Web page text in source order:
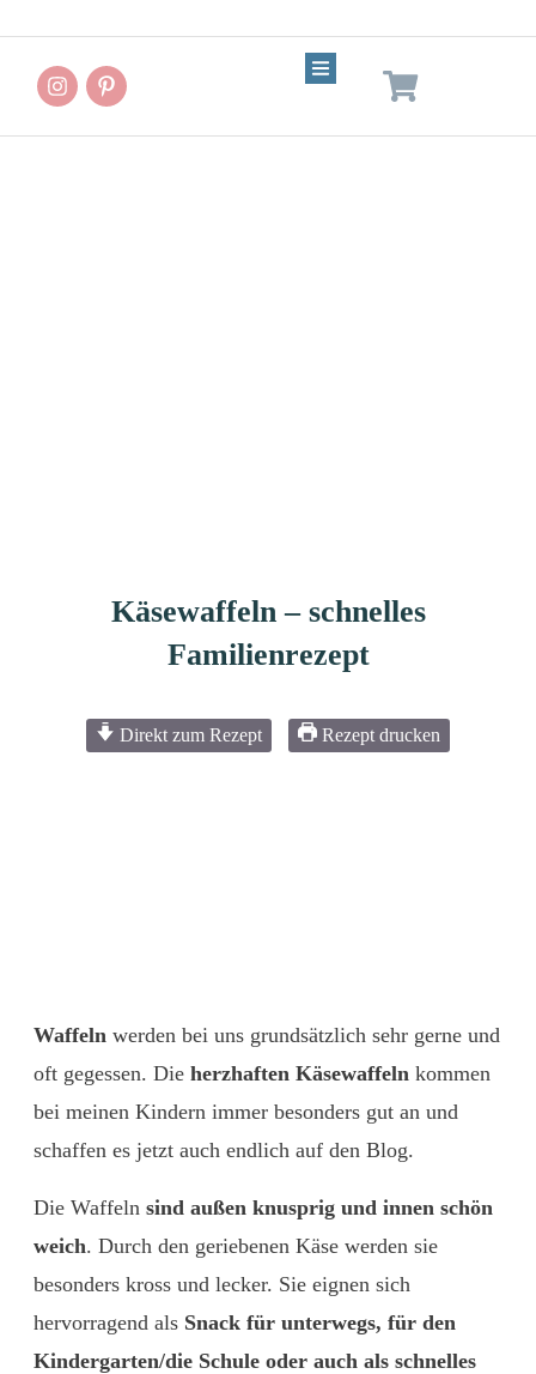
Käsewaffeln – schnelles
Familienrezept
Direkt zum Rezept Rezept drucken
Waffeln werden bei uns grundsätzlich sehr gerne und
oft gegessen. Die herzhaften Käsewaffeln kommen
bei meinen Kindern immer besonders gut an und
schaffen es jetzt auch endlich auf den Blog.
Die Waffeln sind außen knusprig und innen schön
weich. Durch den geriebenen Käse werden sie
besonders kross und lecker. Sie eignen sich
hervorragend als Snack für unterwegs, für den
Kindergarten/die Schule oder auch als schnelles